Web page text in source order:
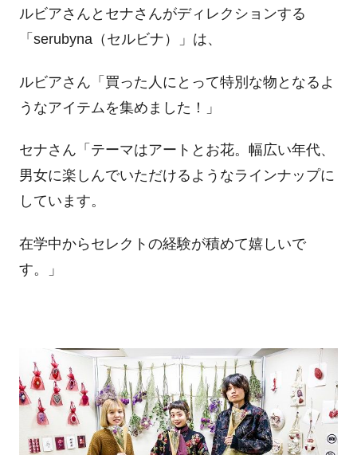
ルビアさんとセナさんがディレクションする
「serubyna（セルビナ）」は、
ルビアさん「買った人にとって特別な物となるよ
うなアイテムを集めました！」
セナさん「テーマはアートとお花。幅広い年代、
男女に楽しんでいただけるようなラインナップに
しています。
在学中からセレクトの経験が積めて嬉しいで
す。」